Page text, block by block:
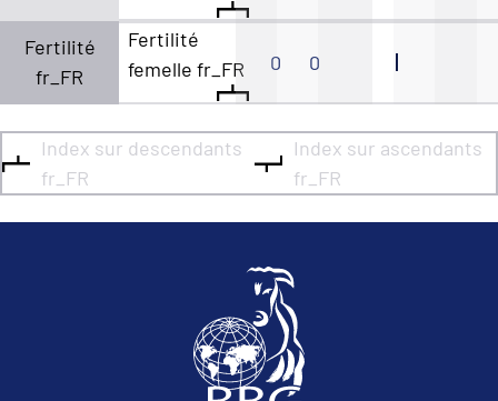
Fertilité
fr_FR
Fertilité
femelle fr_FR
0 0
Index sur descendants
fr_FR
Index sur ascendants
fr_FR